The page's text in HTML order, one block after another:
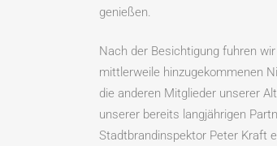
genießen.
Nach der Besichtigung fuhren
mittlerweile hinzugekommenen
die anderen Mitglieder unserer
unserer bereits langjährigen
Stadtbrandinspektor Peter Kraft